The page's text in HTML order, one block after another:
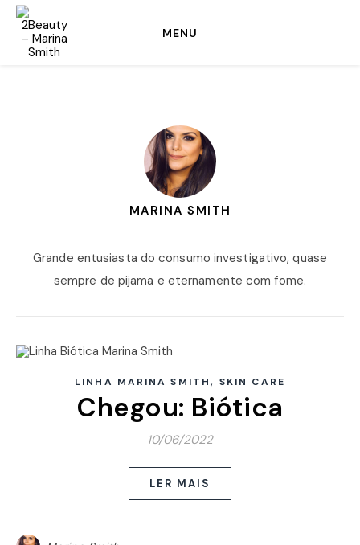
MENU
MARINA SMITH
Grande entusiasta do consumo investigativo, quase
sempre de pijama e eternamente com fome.
LINHA MARINA SMITH, SKIN CARE
Chegou: Biótica
10/06/2022
LER MAIS